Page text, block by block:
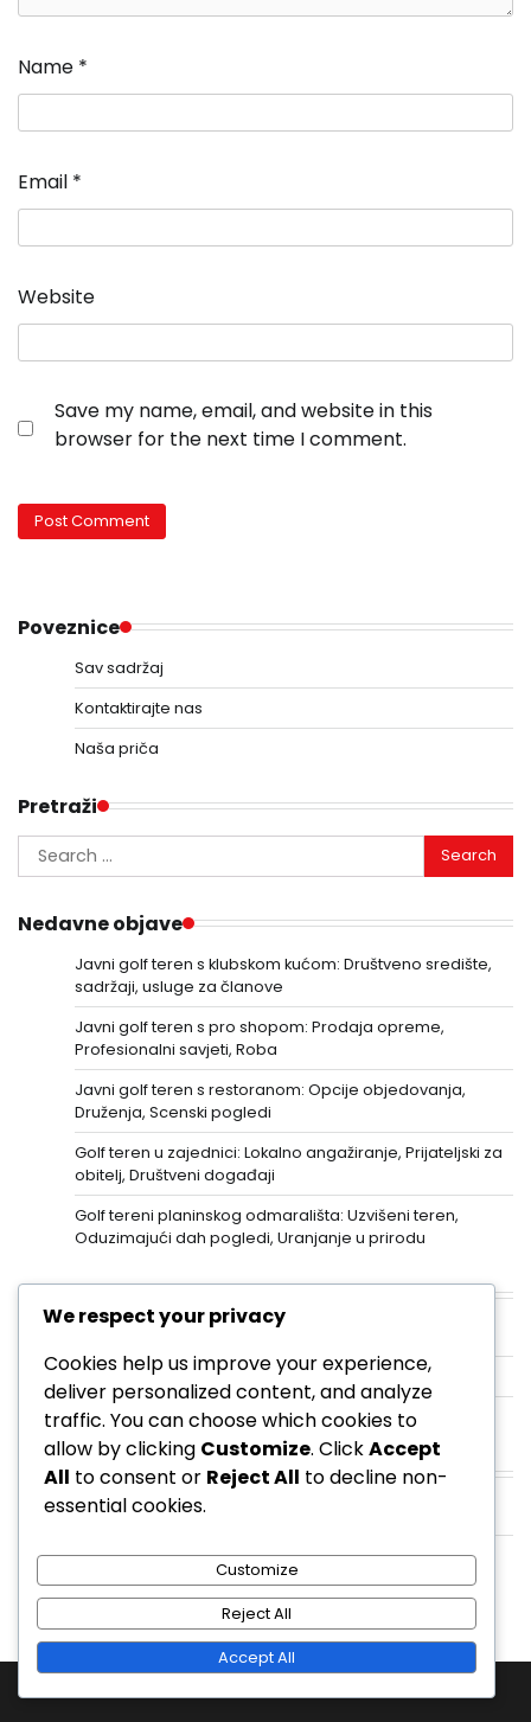
Name *
Email *
Website
Save my name, email, and website in this
browser for the next time I comment.
Poveznice
Sav sadržaj
Kontaktirajte nas
Naša priča
Pretraži
Search
for:
Nedavne objave
Javni golf teren s klubskom kućom: Društveno središte,
sadržaji, usluge za članove
Javni golf teren s pro shopom: Prodaja opreme,
Profesionalni savjeti, Roba
Javni golf teren s restoranom: Opcije objedovanja,
Druženja, Scenski pogledi
Golf teren u zajednici: Lokalno angažiranje, Prijateljski za
obitelj, Društveni događaji
Golf tereni planinskog odmarališta: Uzvišeni teren,
Oduzimajući dah pogledi, Uranjanje u prirodu
Kategorije
Javni golf tereni
Privatni golf tereni
Arhiva
February 2026
January 2026
We respect your privacy
Cookies help us improve your experience,
deliver personalized content, and analyze
traffic. You can choose which cookies to
allow by clicking Customize. ClickAccept
All to consent or Reject All to decline non-
essential cookies.
Customize
Reject All
Accept All